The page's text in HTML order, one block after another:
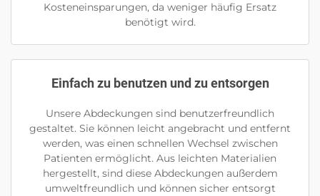
Kosteneinsparungen, da weniger häufig Ersatz
benötigt wird.
Einfach zu benutzen und zu entsorgen
Unsere Abdeckungen sind benutzerfreundlich
gestaltet. Sie können leicht angebracht und entfernt
werden, was einen schnellen Wechsel zwischen
Patienten ermöglicht. Aus leichten Materialien
hergestellt, sind diese Abdeckungen außerdem
umweltfreundlich und können sicher entsorgt